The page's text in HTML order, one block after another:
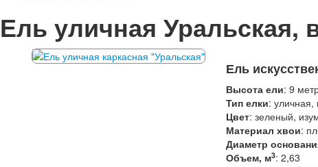
Ель уличная Уральская,
Ель
Высота ели: 9
Тип елки: уличная,
Цвет: зеленый,
Материал хвои:
Диаметр
Объем, м3: 2,63